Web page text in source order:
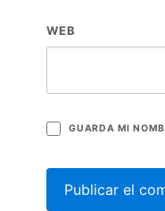
WEB
GUARDA MI